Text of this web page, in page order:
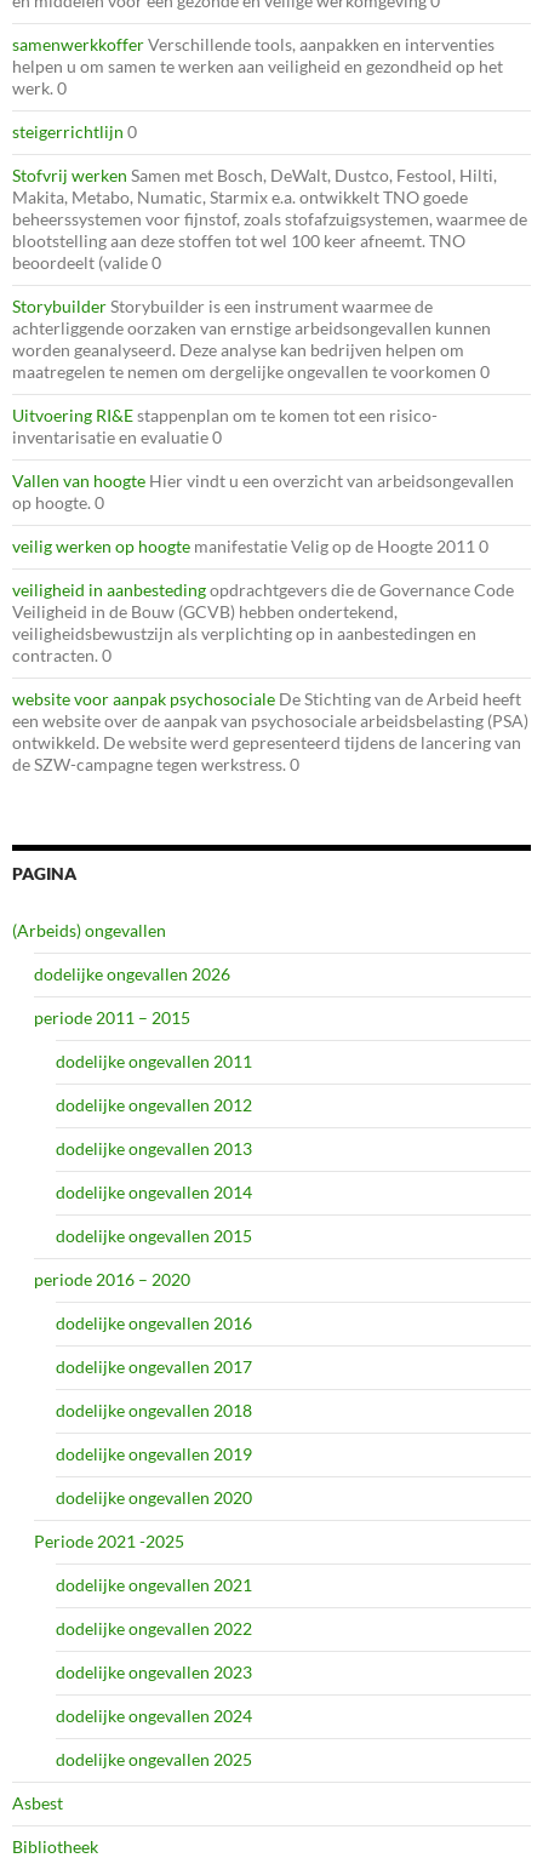
samenwerkkofferVerschillende tools, aanpakken en interventies
helpen u om samen te werken aan veiligheid en gezondheid op het
werk. 0
steigerrichtlijn 0
Stofvrij werken Samen met Bosch, DeWalt, Dustco, Festool, Hilti,
Makita, Metabo, Numatic, Starmix e.a. ontwikkelt TNO goede
beheerssystemen voor fijnstof, zoals stofafzuigsystemen, waarmee de
blootstelling aan deze stoffen tot wel 100 keer afneemt. TNO
beoordeelt (valide 0
StorybuilderStorybuilder is een instrument waarmee de
achterliggende oorzaken van ernstige arbeidsongevallen kunnen
worden geanalyseerd. Deze analyse kan bedrijven helpen om
maatregelen te nemen om dergelijke ongevallen te voorkomen 0
Uitvoering RI&Estappenplan om te komen tot een risico-
inventarisatie en evaluatie 0
Vallen van hoogte Hier vindt u een overzicht van arbeidsongevallen
op hoogte. 0
veilig werken op hoogte manifestatie Velig op de Hoogte 2011 0
veiligheid in aanbestedingopdrachtgevers die de Governance Code
Veiligheid in de Bouw (GCVB) hebben ondertekend,
veiligheidsbewustzijn als verplichting op in aanbestedingen en
contracten. 0
website voor aanpak psychosociale De Stichting van de Arbeid heeft
een website over de aanpak van psychosociale arbeidsbelasting (PSA)
ontwikkeld. De website werd gepresenteerd tijdens de lancering van
de SZW-campagne tegen werkstress. 0
PAGINA
(Arbeids) ongevallen
dodelijke ongevallen 2026
periode 2011 – 2015
dodelijke ongevallen 2011
dodelijke ongevallen 2012
dodelijke ongevallen 2013
dodelijke ongevallen 2014
dodelijke ongevallen 2015
periode 2016 – 2020
dodelijke ongevallen 2016
dodelijke ongevallen 2017
dodelijke ongevallen 2018
dodelijke ongevallen 2019
dodelijke ongevallen 2020
Periode 2021 -2025
dodelijke ongevallen 2021
dodelijke ongevallen 2022
dodelijke ongevallen 2023
dodelijke ongevallen 2024
dodelijke ongevallen 2025
Asbest
Bibliotheek